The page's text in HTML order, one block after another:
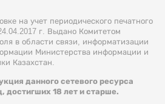
на учет периодического печатного
г. Выдано Комитетом
в области связи, информатизации
Министерства информации и
Казахстан.
данного сетевого ресурса
достигших 18 лет и старше.